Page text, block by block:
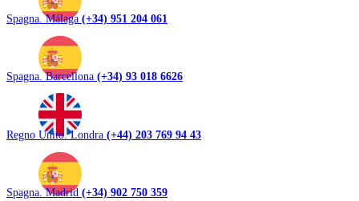
Spagna. Málaga (+34) 951 204 061
Spagna. Barcellona (+34) 93 018 6626
Regno Unito. Londra (+44) 203 769 94 43
Spagna. Madrid (+34) 902 750 359